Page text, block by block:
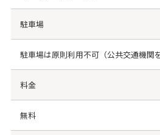
駐車場
駐車場は原則利用不可（公共交通機関
料金
無料